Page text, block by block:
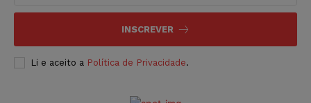
INSCREVER
Li e aceito a Política de Privacidade.